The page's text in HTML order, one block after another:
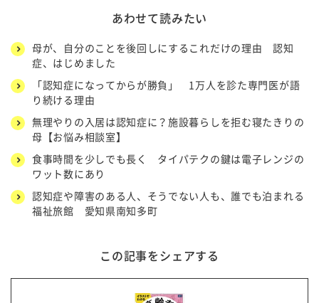
あわせて読みたい
母が、自分のことを後回しにするこれだけの理由 認知
症、はじめました
「認知症になってからが勝負」 1万人を診た専門医が語
り続ける理由
無理やりの入居は認知症に？施設暮らしを拒む寝たきりの
母【お悩み相談室】
食事時間を少しでも長く タイパテクの鍵は電子レンジの
ワット数にあり
認知症や障害のある人、そうでない人も、誰でも泊まれる
福祉旅館 愛知県南知多町
この記事をシェアする